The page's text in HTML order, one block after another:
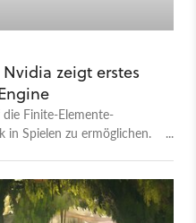
zeigt erstes
Finite-Elemente-
in Spielen zu ermöglichen.